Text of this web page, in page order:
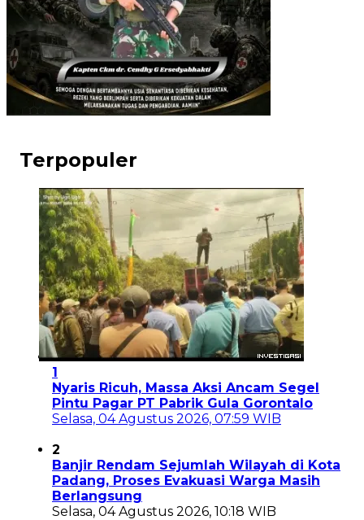
Terpopuler
1
Nyaris Ricuh, Massa Aksi Ancam Segel
Pintu Pagar PT Pabrik Gula Gorontalo
Selasa, 04 Agustus 2026, 07:59 WIB
2
Banjir Rendam Sejumlah Wilayah di Kota
Padang, Proses Evakuasi Warga Masih
Berlangsung
Selasa, 04 Agustus 2026, 10:18 WIB